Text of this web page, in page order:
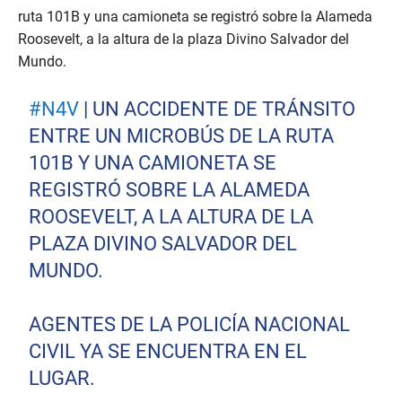
ruta 101B y una camioneta se registró sobre la Alameda
Roosevelt, a la altura de la plaza Divino Salvador del
Mundo.
#N4V | UN ACCIDENTE DE TRÁNSITO
ENTRE UN MICROBÚS DE LA RUTA
101B Y UNA CAMIONETA SE
REGISTRÓ SOBRE LA ALAMEDA
ROOSEVELT, A LA ALTURA DE LA
PLAZA DIVINO SALVADOR DEL
MUNDO.
AGENTES DE LA POLICÍA NACIONAL
CIVIL YA SE ENCUENTRA EN EL
LUGAR.